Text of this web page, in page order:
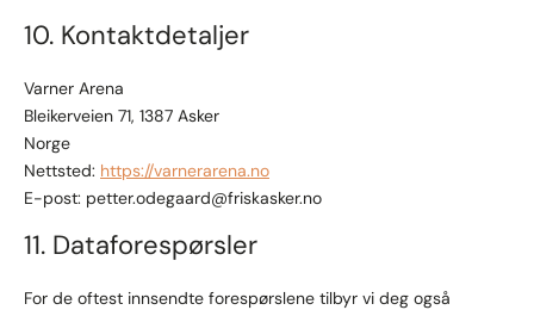
10. Kontaktdetaljer
Varner Arena
Bleikerveien 71, 1387 Asker
Norge
Nettsted: https://varnerarena.no
E-post: petter.odegaard@friskasker.no
11. Dataforespørsler
For de oftest innsendte forespørslene tilbyr vi deg også